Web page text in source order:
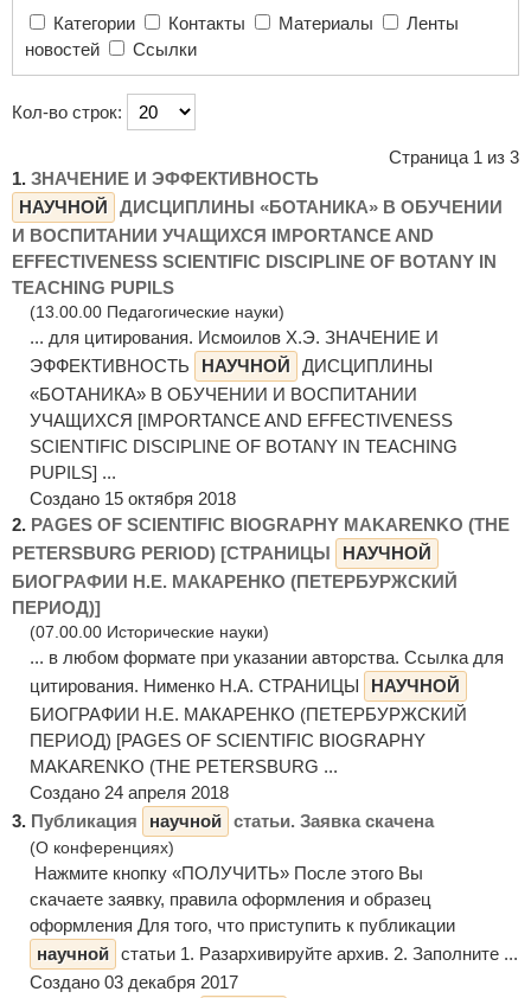
Категории
Контакты Материалы
новостей
Ссылки
Кол-во строк:
Страница 1 из 3
1. ЗНАЧЕНИЕ И ЭФФЕКТИВНОСТЬ
НАУЧНОЙ
ДИСЦИПЛИНЫ «БОТАНИКА» В ОБУЧЕНИИ
И ВОСПИТАНИИ УЧАЩИХСЯ IMPORTANCE AND
EFFECTIVENESS SCIENTIFIC DISCIPLINE OF BOTANY IN
TEACHING PUPILS
(13.00.00 Педагогические науки)
... для цитирования. Исмоилов Х.Э. ЗНАЧЕНИЕ И
ЭФФЕКТИВНОСТЬ
НАУЧНОЙ
ДИСЦИПЛИНЫ
«БОТАНИКА» В ОБУЧЕНИИ И ВОСПИТАНИИ
УЧАЩИХСЯ [IMPORTANCE AND EFFECTIVENESS
SCIENTIFIC DISCIPLINE OF BOTANY IN TEACHING
PUPILS] ...
Создано 15 октября 2018
2. PAGES OF SCIENTIFIC BIOGRAPHY MAKARENKO (THE
PETERSBURG PERIOD) [СТРАНИЦЫ
НАУЧНОЙ
БИОГРАФИИ Н.Е. МАКАРЕНКО (ПЕТЕРБУРЖСКИЙ
ПЕРИОД)]
(07.00.00 Исторические науки)
... в любом формате при указании авторства. Ссылка для
цитирования. Нименко Н.А. СТРАНИЦЫ
НАУЧНОЙ
БИОГРАФИИ Н.Е. МАКАРЕНКО (ПЕТЕРБУРЖСКИЙ
ПЕРИОД) [PAGES OF SCIENTIFIC BIOGRAPHY
MAKARENKO (THE PETERSBURG ...
Создано 24 апреля 2018
3. Публикация научной статьи. Заявка скачена
(О конференциях)
Нажмите кнопку «ПОЛУЧИТЬ» После этого Вы
скачаете заявку, правила оформления и образец
оформления Для того, что приступить к публикации
научной статьи 1. Разархивируйте архив. 2. Заполните ...
Создано 03 декабря 2017